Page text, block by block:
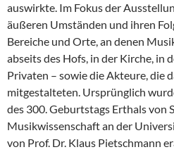
auswirkte. Im Fokus der
äußeren Umständen und ihren
Bereiche und Orte, an denen
abseits des Hofs, in der Kirche, in
Privaten – sowie die Akteure, die
mitgestalteten. Ursprünglich
des 300. Geburtstags Erthals von
Musikwissenschaft an der
von Prof. Dr. Klaus Pietschmann